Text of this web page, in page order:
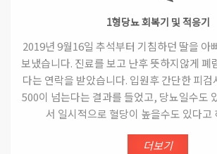
1형당뇨 회복기 및 적응기
2019년 9월16일 추석부터 기침하던 딸을 아
보냈습니다. 진료를 보고 난후 뜻하지않게 폐
다는 연락을 받았습니다. 입원후 간단한 피
500이 넘는다는 결과를 들었고, 당뇨일수도
서 일시적으로 혈당이 높을수도 있다고
더보기